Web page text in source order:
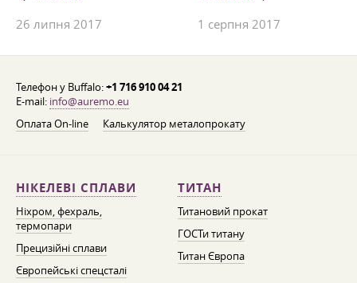
26 липня 2017 1 серпня 2017
Телефон у Buffalo:+1 716 910 04 21
E-mail: info@auremo.eu
Оплата On-line
Калькулятор металопрокату
НІКЕЛЕВІ СПЛАВИ
Ніхром, фехраль,
термопари
Прецизійні сплави
Європейські спецсталі
ТИТАН
Титановий прокат
ГОСТи титану
Титан Європа